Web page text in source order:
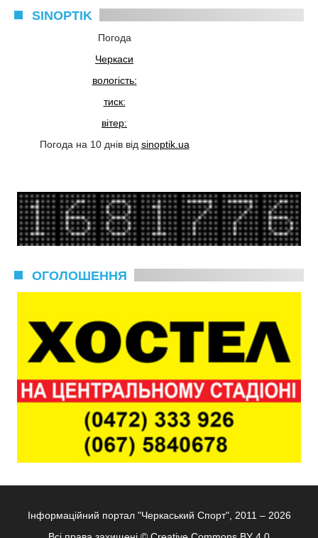
SINOPTIK
Погода
Черкаси
вологість:
тиск:
вітер:
Погода на 10 днів від sinoptik.ua
ОГОЛОШЕННЯ
Інформаційний портал "Черкаський Спорт", 2011 – 2026